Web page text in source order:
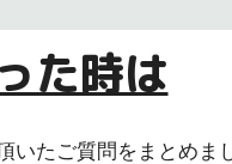
た時は
いたご質問をまとめま